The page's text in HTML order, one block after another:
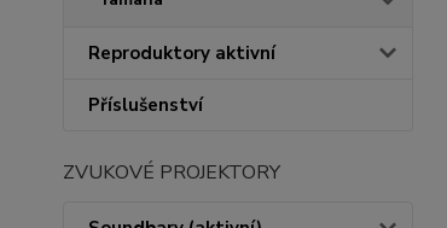
Reproduktory aktivní
Příslušenství
ZVUKOVÉ PROJEKTORY